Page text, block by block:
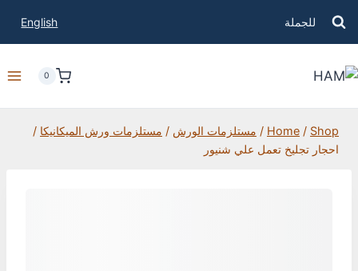
للجملة English
0
Home / Shop
/ مستلزمات الورش / مستلزمات ورش الميكانيكا /
احجار تجليخ تعمل علي شنيور